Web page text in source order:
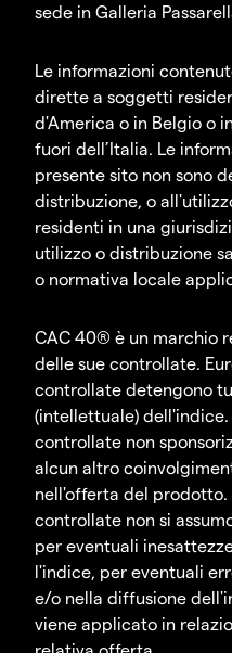
sede in Galleria
Le informazioni
dirette a soggetti
d'America o in Belgio o
fuori dell’Italia. Le
presente sito non sono
distribuzione, o
residenti in una
utilizzo o distribuzione
o normativa locale
CAC 40® è un marchio
delle sue controllate.
controllate detengono
(intellettuale) dell'indice.
controllate non
alcun altro
nell'offerta del prodotto.
controllate non si
per eventuali
l'indice, per eventuali
e/o nella diffusione
viene applicato in